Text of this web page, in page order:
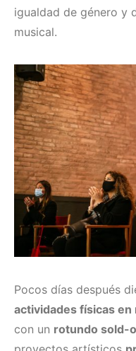
igualdad de género y
musical.
Pocos días después
actividades físicas
con un rotundo sold-